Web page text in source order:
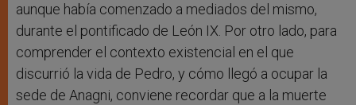
aunque había comenzado a mediados del mismo,
durante el pontificado de León IX. Por otro lado, para
comprender el contexto existencial en el que
discurrió la vida de Pedro, y cómo llegó a ocupar la
sede de Anagni, conviene recordar que a la muerte